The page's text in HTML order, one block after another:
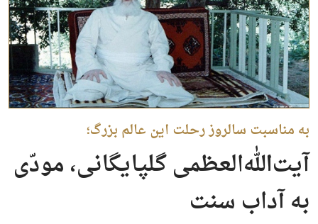
به مناسبت سالروز رحلت این عالم بزرگ؛
آیت‌الله‌العظمی گلپایگانی، مودّی
به آداب سنت